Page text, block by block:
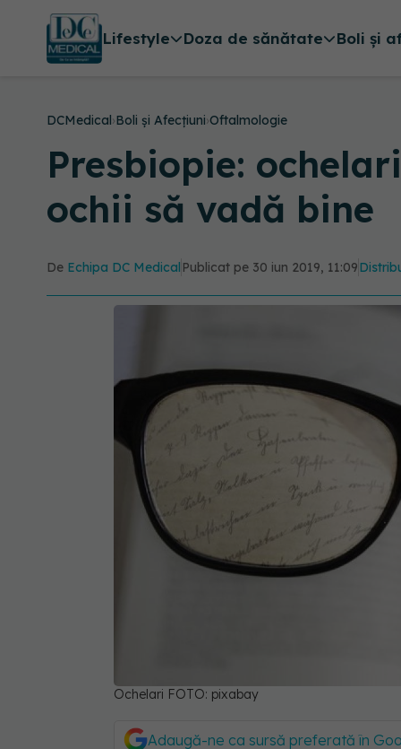
Lifestyle Doza de sănătate Boli și
DCMedical›Boli și Afecțiuni›Oftalmologie
Presbiopie:
ochii să vadă bine
De Echipa DC Medical Publicat pe 30 iun 2019, 11:09
Ochelari FOTO: pixabay
Adaugă-ne ca sursă preferată în